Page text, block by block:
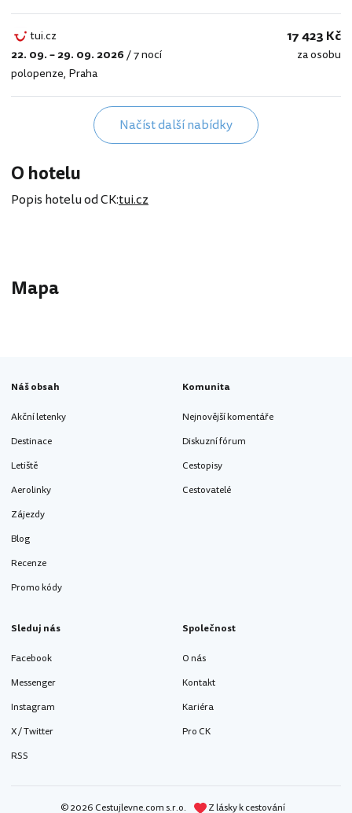
tui.cz
tui.cz
22. 09. – 29. 09. 2026/7 nocí
polopenze, Praha
17 423 Kč
za osobu
Načíst další nabídky
O hotelu
Popis hotelu od CK:tui.cz
Mapa
Náš obsah
Akční letenky
Destinace
Letiště
Aerolinky
Zájezdy
Blog
Recenze
Promo kódy
Komunita
Nejnovější komentáře
Diskuzní fórum
Cestopisy
Cestovatelé
Sleduj nás
Facebook
Messenger
Instagram
X / Twitter
RSS
Společnost
O nás
Kontakt
Kariéra
Pro CK
© 2026 Cestujlevne.com s.r.o. Z lásky k cestování